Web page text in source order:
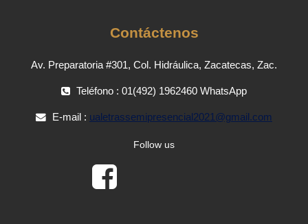
Contáctenos
Av. Preparatoria #301, Col. Hidráulica, Zacatecas, Zac.
Teléfono : 01(492) 1962460 WhatsApp
E-mail : ualetrassemipresencial2021@gmail.com
Follow us